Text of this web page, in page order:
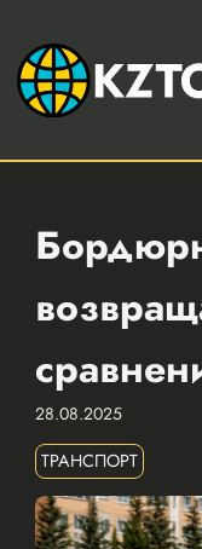
28.08.2025
ТРАНСПОРТ